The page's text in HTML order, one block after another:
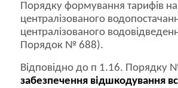
Порядку формування тарифів на
централізованого
централізованого
Порядок № 688).
Відповідно до п 1.16. Порядку
забезпечення відшкодування